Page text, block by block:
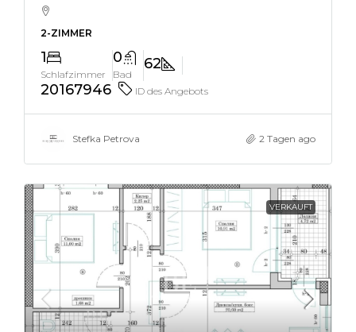
2-ZIMMER
1
Schlafzimmer
0
Bad
62
20167946
ID des Angebots
Stefka Petrova 2 Tagen ago
VERKAUFT